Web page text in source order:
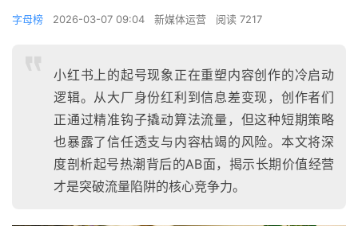
字母榜 2026-03-07 09:04 新媒体运营 阅读 7217
小红书上的起号现象正在重塑内容创作的冷启动
逻辑。从大厂身份红利到信息差变现，创作者们
正通过精准钩子撬动算法流量，但这种短期策略
也暴露了信任透支与内容枯竭的风险。本文将深
度剖析起号热潮背后的AB面，揭示长期价值经营
才是突破流量陷阱的核心竞争力。